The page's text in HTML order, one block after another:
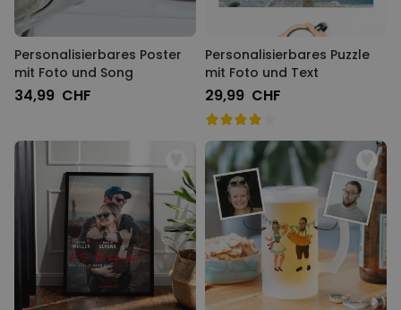
Personalisierbares Poster
mit Foto und Song
34,99 CHF
Personalisierbares Puzzle
mit Foto und Text
29,99 CHF